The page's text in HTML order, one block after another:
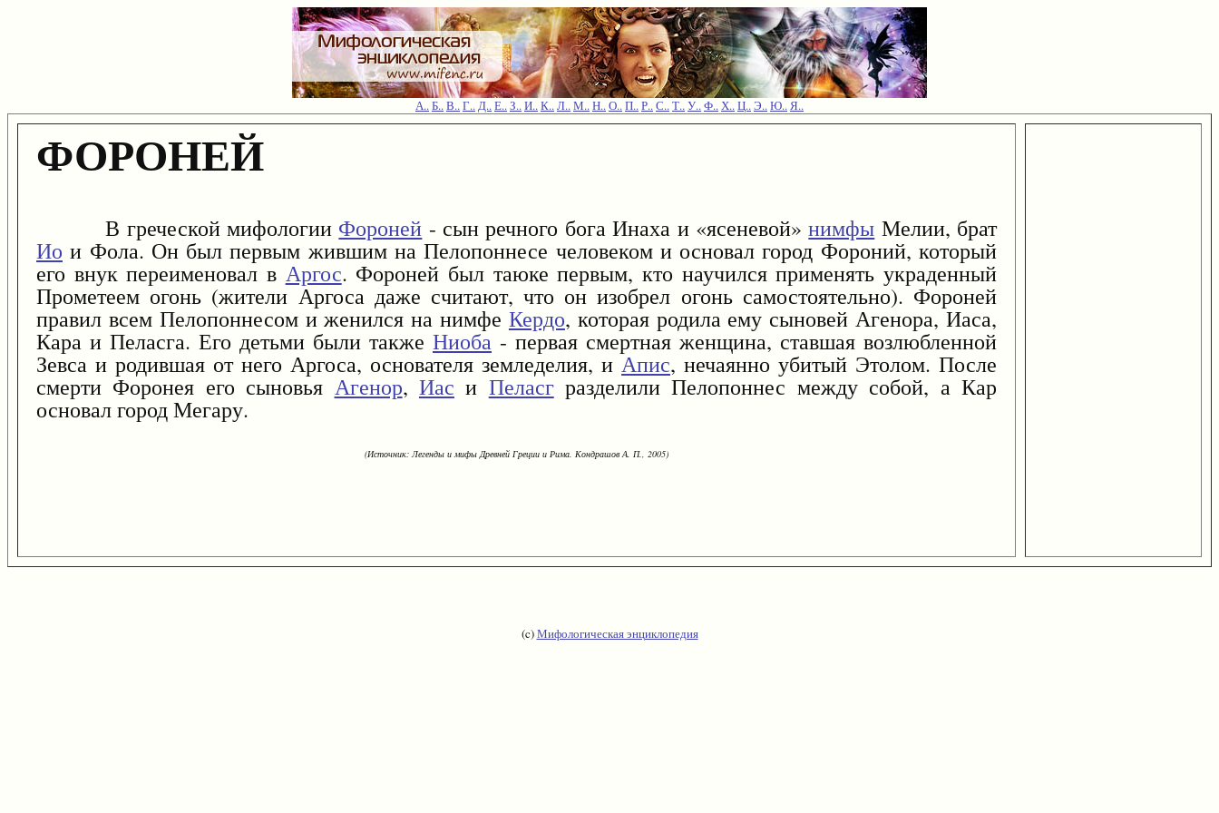
А..Б..В..Г..Д..Е..З..И..К..Л..М..Н..О..П..Р..С..Т..У..Ф..Х..Ц..Э..Ю..Я..
ФОРОНЕЙ
В греческой мифологии Фороней - сын речного бога Инаха и «ясеневой»нимфы Мелии, брат
Ио и Фола. Он был первым жившим на Пелопоннесе человеком и основал город Фороний, который
его внук переименовал в Аргос. Фороней был таюке первым, кто научился применять украденный
Прометеем огонь (жители Аргоса даже считают, что он изобрел огонь самостоятельно). Фороней
правил всем Пелопоннесом и женился на нимфе Кердо, которая родила ему сыновей Агенора, Иаса,
Кара и Пеласга. Его детьми были также Ниоба - первая смертная женщина, ставшая возлюбленной
Зевса и родившая от него Аргоса, основателя земледелия, иАпис, нечаянно убитый Этолом. После
смерти Форонея его сыновья Агенор, Иас и Пеласгразделили Пелопоннес между собой, а Кар
основал город Мегару.
(Источник: Легенды и мифы Древней Греции и Рима. Кондрашов А. П., 2005)
(c)Мифологическая энциклопедия